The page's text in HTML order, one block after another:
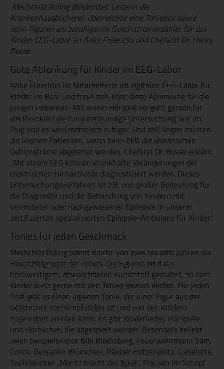
Mechthild Roling (Bildmitte), Leiterin der
Krankenhausbücherei, überreichte eine Toniebox sowie
zehn Figuren als beruhigende Geschichtenerzähler für das
Kinder EEG-Labor an Anke Freericks und Chefarzt Dr. Henry
Bosse
Gute Ablenkung für Kinder im EEG-Labor
Anke Freericks ist Mitarbeiterin im digitalen EEG-Labor für
Kinder im Boni und freut sich über diese Ablenkung für die
jungen Patienten. Mit einem Hörspiel vergeht gerade für
ein Kleinkind die rund einstündige Untersuchung wie im
Flug und es wird motorisch ruhiger. Und still liegen müssen
die kleinen Patienten, wenn beim EEG die elektrischen
Gehirnströme abgeleitet werden. Chefarzt Dr. Bosse erklärt:
„Mit einem EEG können krankhafte Veränderungen der
elektrischen Hirnaktivität diagnostiziert werden. Dieses
Untersuchungsverfahren ist z.B. von großer Bedeutung für
die Diagnostik und die Behandlung von Kindern mit
vermuteter oder nachgewiesener Epilepsie in unserer
zertifizierten spezialisierten Epilepsie-Ambulanz für Kinder.“
Tonies für jeden Geschmack
Mechthild Roling nennt Kinder von zwei bis acht Jahren als
Hauptzielgruppe der Tonies. Die Figuren sind aus
hochwertigem, abwaschbaren Kunststoff gestaltet, so dass
Kinder auch gerne mit den Tonies spielen dürfen. Für jeden
Titel gibt es einen eigenen Tonie, der einer Figur aus der
Geschichte nachempfunden ist und von den Kindern
zugeordnet werden kann. Es gibt Kinderlieder, Hörspiele
und Hörbücher, die abgespielt werden. Besonders beliebt
seien beispielsweise Bibi Blocksberg, Feuerwehrmann Sam,
Conni, Benjamin Blümchen, Räuber Hotzenplotz, Lieselotte,
Teufelskicker „Moritz macht das Spiel“, Flausen im Schopf